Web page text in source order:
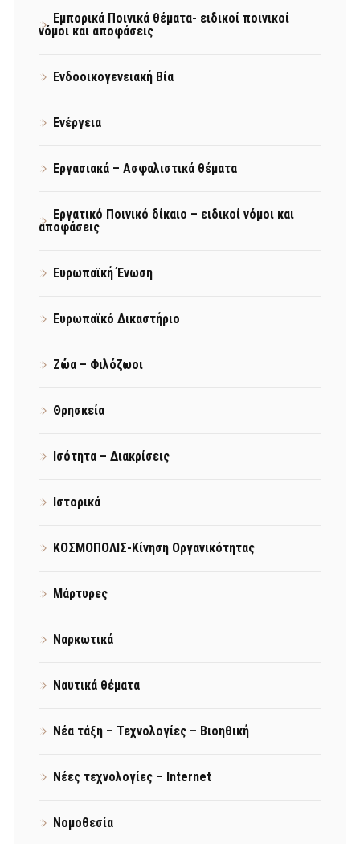
Εμπορικά Ποινικά θέματα- ειδικοί ποινικοί
νόμοι και αποφάσεις
Ενδοοικογενειακή Βία
Ενέργεια
Εργασιακά – Ασφαλιστικά θέματα
Εργατικό Ποινικό δίκαιο – ειδικοί νόμοι και
αποφάσεις
Ευρωπαϊκή Ένωση
Ευρωπαϊκό Δικαστήριο
Ζώα – Φιλόζωοι
Θρησκεία
Ισότητα – Διακρίσεις
Ιστορικά
ΚΟΣΜΟΠΟΛΙΣ-Κίνηση Οργανικότητας
Μάρτυρες
Ναρκωτικά
Ναυτικά θέματα
Νέα τάξη – Τεχνολογίες – Βιοηθική
Νέες τεχνολογίες – Internet
Νομοθεσία